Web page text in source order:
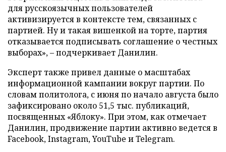
для русскоязычных пользователей
активизируется в контексте тем, связанных с
партией. Ну и такая вишенкой на торте, партия
отказывается подписывать соглашение о честных
выборах», – подчеркивает Данилин.
Эксперт также привел данные о масштабах
информационной кампании вокруг партии. По
словам политолога, с июня по начало августа было
зафиксировано около 51,5 тыс. публикаций,
посвященных «Яблоку». При этом, как отмечает
Данилин, продвижение партии активно ведется в
Facebook, Instagram, YouTube и Telegram.